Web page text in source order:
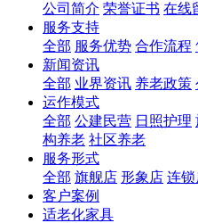
公司简介 荣誉证书 在线
服务支持
全部 服务优势 合作流程
新闻资讯
全部 业界资讯 养老政策
运作模式
全部 公建民营 日照护理
构养老 社区养老
服务形式
全部 旗舰店 形象店 连锁
客户案例
适老化家具